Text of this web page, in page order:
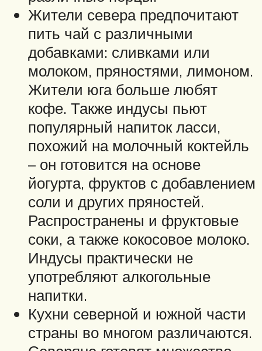
Жители севера предпочитают
пить чай с различными
добавками: сливками или
молоком, пряностями, лимоном.
Жители юга больше любят
кофе. Также индусы пьют
популярный напиток ласси,
похожий на молочный коктейль
– он готовится на основе
йогурта, фруктов с добавлением
соли и других пряностей.
Распространены и фруктовые
соки, а также кокосовое молоко.
Индусы практически не
употребляют алкогольные
напитки.
Кухни северной и южной части
страны во многом различаются.